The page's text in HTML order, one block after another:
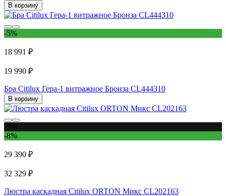
В корзину
-5%
18 991 ₽
19 990 ₽
Бра Citilux Гера-1 витражное Бронза CL444310
В корзину
-8%
29 390 ₽
32 329 ₽
Люстра каскадная Citilux ORTON Микс CL202163